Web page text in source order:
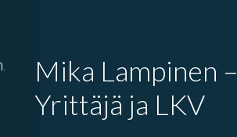
Mika Lampinen –
Yrittäjä ja LKV